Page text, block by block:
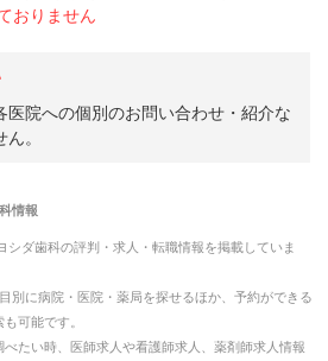
おりません
医院への個別のお問い合わせ・紹介な
。
情報
シダ歯科の評判・求人・転職情報を掲載していま
別に病院・医院・薬局を探せるほか、予約ができる
可能です。
たい時、医師求人や看護師求人、薬剤師求人情報